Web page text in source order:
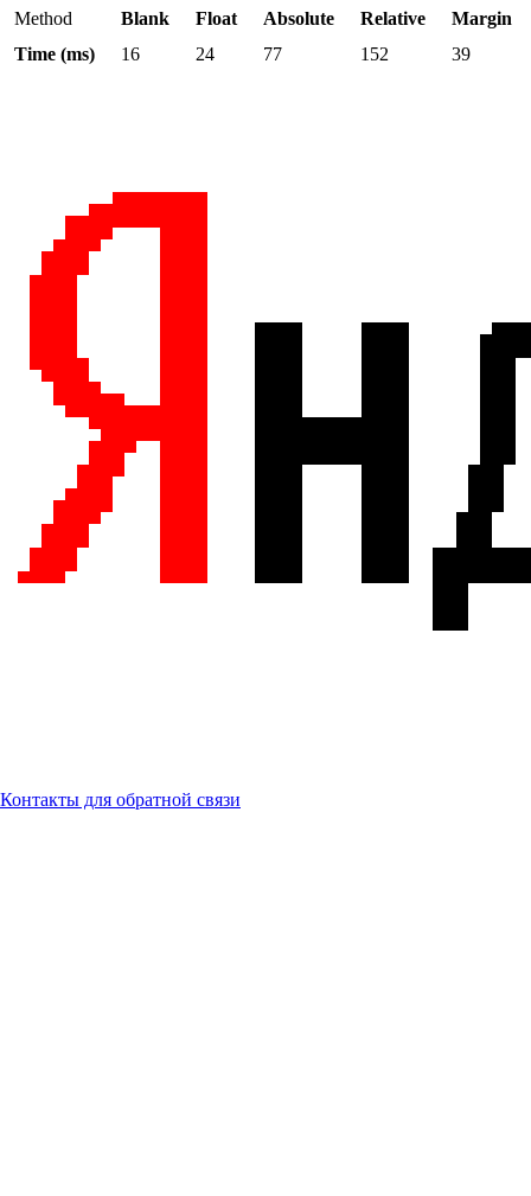
Method Blank Float Absolute Relative
Margin
Time (ms)
16 24 77 152 39
Контакты для обратной связи